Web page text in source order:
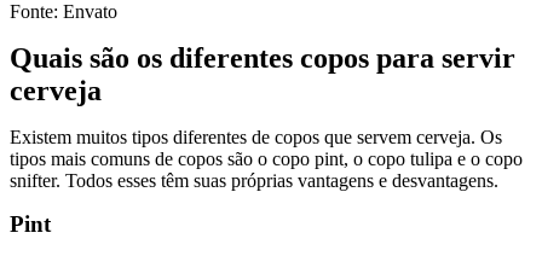
Fonte: Envato
Quais são os diferentes copos para servir
cerveja
Existem muitos tipos diferentes de copos que servem cerveja. Os
tipos mais comuns de copos são o copo pint, o copo tulipa e o copo
snifter. Todos esses têm suas próprias vantagens e desvantagens.
Pint